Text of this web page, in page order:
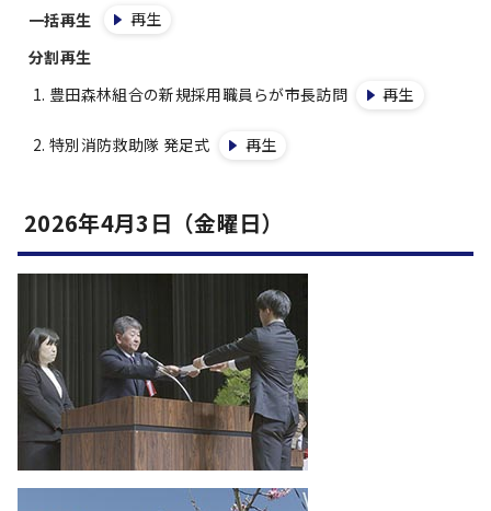
一括再生
再生
分割再生
豊田森林組合の新規採用職員らが市長訪問
再生
特別消防救助隊 発足式 再生
2026年4月3日（金曜日）